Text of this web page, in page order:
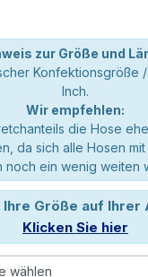
zur Größe und
Konfektionsgröße
Inch.
Wir empfehlen:
die Hose
da sich alle Hosen
noch ein wenig weiten
Ihre Größe auf Ihrer
Klicken Sie hier